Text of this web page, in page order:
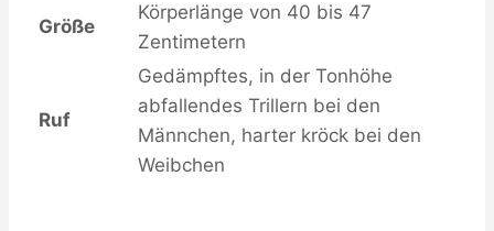
Größe
Körperlänge von 40 bis 47
Zentimetern
Ruf
Gedämpftes, in der Tonhöhe
abfallendes Trillern bei den
Männchen, harter kröck bei den
Weibchen